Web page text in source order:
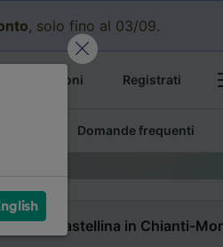
, solo fino al 03/09.
prenotazioni Registrati
Domande frequenti